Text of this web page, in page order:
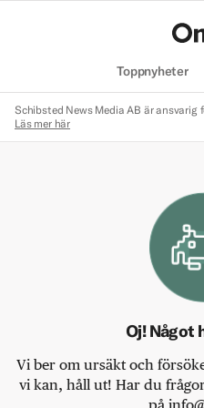
Toppnyheter
Schibsted News Media AB är
Läs mer här
Oj! Något
Vi ber om ursäkt och
vi kan, håll ut! Har du